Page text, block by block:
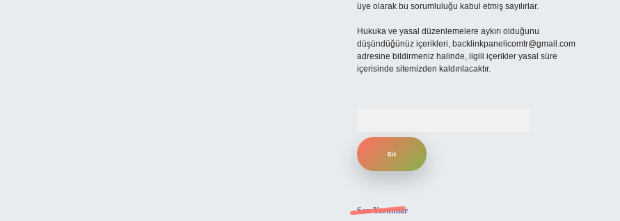
üye olarak bu sorumluluğu kabul etmiş sayılırlar.
Hukuka ve yasal düzenlemelere aykırı olduğunu
düşündüğünüz içerikleri, backlinkpanelicomtr@gmail.com
adresine bildirmeniz halinde, ilgili içerikler yasal süre
içerisinde sitemizden kaldırılacaktır.
Son Yorumlar